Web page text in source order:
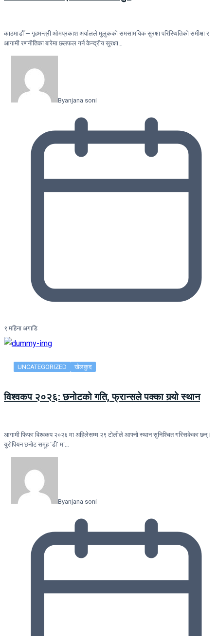
काठमाडौँ — गृहमन्त्री ओमप्रकाश अर्यालले मुलुकको समसामयिक सुरक्षा परिस्थितिको समीक्षा र
आगामी रणनीतिका बारेमा छलफल गर्न केन्द्रीय सुरक्षा…
Byanjana soni
९ महिना अगाडि
UNCATEGORIZED खेलकुद
विश्वकप २०२६: छनोटको गति, फ्रान्सले पक्का गर्‍यो स्थान
आगामी फिफा विश्वकप २०२६ मा अहिलेसम्म २९ टोलीले आफ्नो स्थान सुनिश्चित गरिसकेका छन्।
युरोपियन छनोट समूह ‘डी’ मा…
Byanjana soni